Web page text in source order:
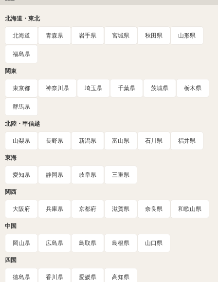
北海道・東北
北海道 青森県 岩手県 宮城県 秋田県 山形県
福島県
関東
東京都 神奈川県 埼玉県 千葉県 茨城県 栃木県
群馬県
北陸・甲信越
山梨県 長野県 新潟県 富山県 石川県 福井県
東海
愛知県 静岡県 岐阜県 三重県
関西
大阪府 兵庫県 京都府 滋賀県 奈良県 和歌山県
中国
岡山県 広島県 鳥取県 島根県 山口県
四国
徳島県 香川県 愛媛県 高知県